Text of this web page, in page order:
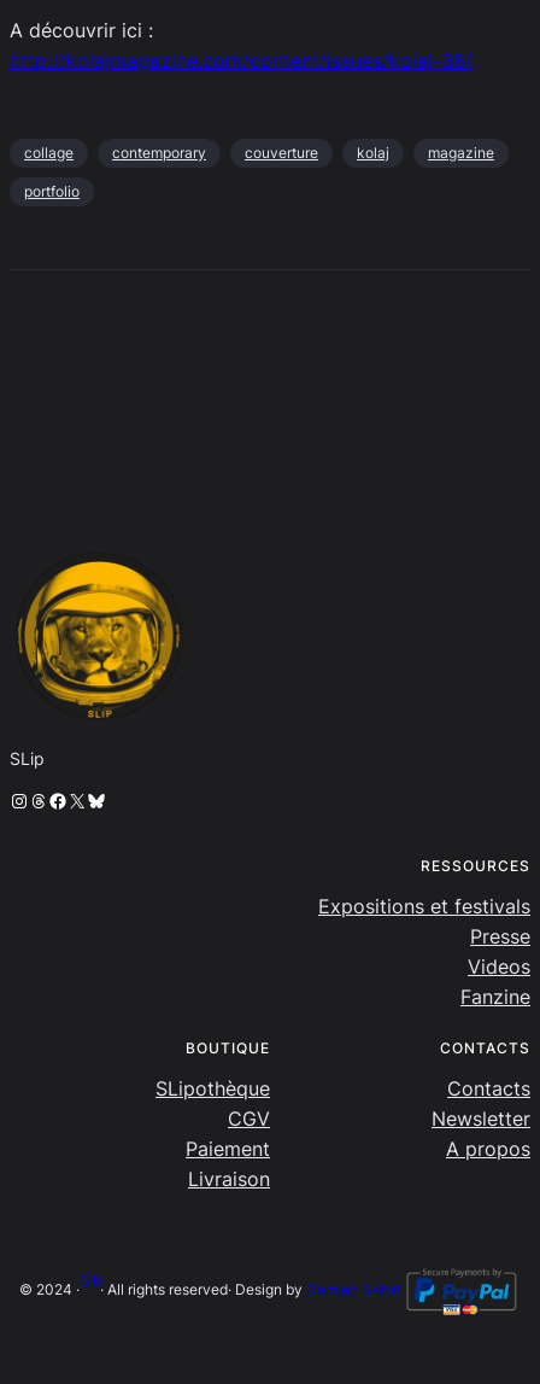
A découvrir ici :
http://kolajmagazine.com/content/issues/kolaj-38/
collage contemporary couverture kolaj magazine
portfolio
SLip
Instagram
Threads
Facebook
X Bluesky
RESSOURCES
Expositions et festivals
Presse
Videos
Fanzine
BOUTIQUE
SLipothèque
CGV
Paiement
Livraison
CONTACTS
Contacts
Newsletter
A propos
© 2024 ·
SLip
· All rights reserved· Design by Damien Salort